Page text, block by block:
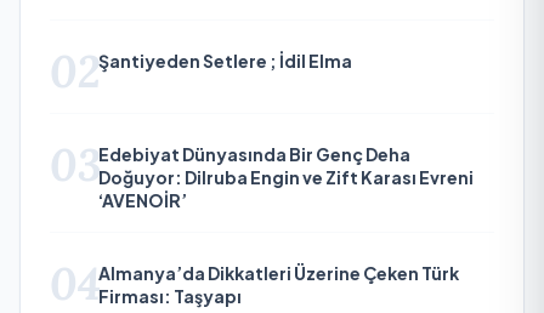
02Şantiyeden Setlere ; İdil Elma
03Edebiyat Dünyasında Bir Genç Deha
Doğuyor: Dilruba Engin ve Zift Karası Evreni
‘AVENOİR’
04Almanya’da Dikkatleri Üzerine Çeken Türk
Firması: Taşyapı